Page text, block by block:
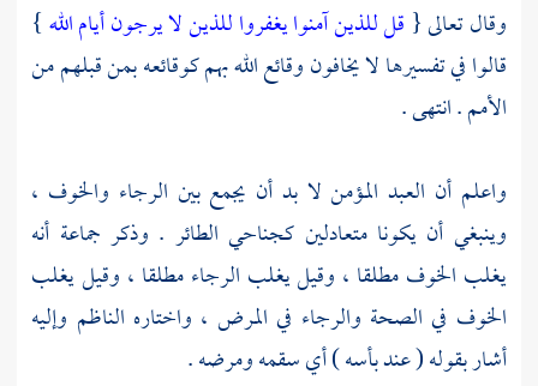
وقال تعالى { قل للذين آمنوا يغفروا للذين لا يرجون أيام الله}
قالوا في تفسيرها لا يخافون وقائع الله بهم كوقائعه بمن قبلهم من
الأمم . انتهى .
واعلم أن العبد المؤمن لا بد أن يجمع بين الرجاء والخوف ،
وينبغي أن يكونا متعادلين كجناحي الطائر . وذكر جماعة أنه
يغلب الخوف مطلقا ، وقيل يغلب الرجاء مطلقا ، وقيل يغلب
الخوف في الصحة والرجاء في المرض ، واختاره الناظم وإليه
أشار بقوله ( عند بأسه ) أي سقمه ومرضه .